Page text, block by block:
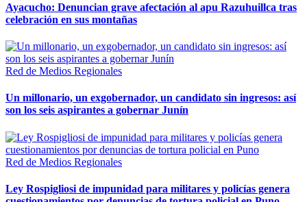
Ayacucho: Denuncian grave afectación al apu Razuhuillca tras
celebración en sus montañas
Red de Medios Regionales
Un millonario, un exgobernador, un candidato sin ingresos: así
son los seis aspirantes a gobernar Junín
Red de Medios Regionales
Ley Rospigliosi de impunidad para militares y policías genera